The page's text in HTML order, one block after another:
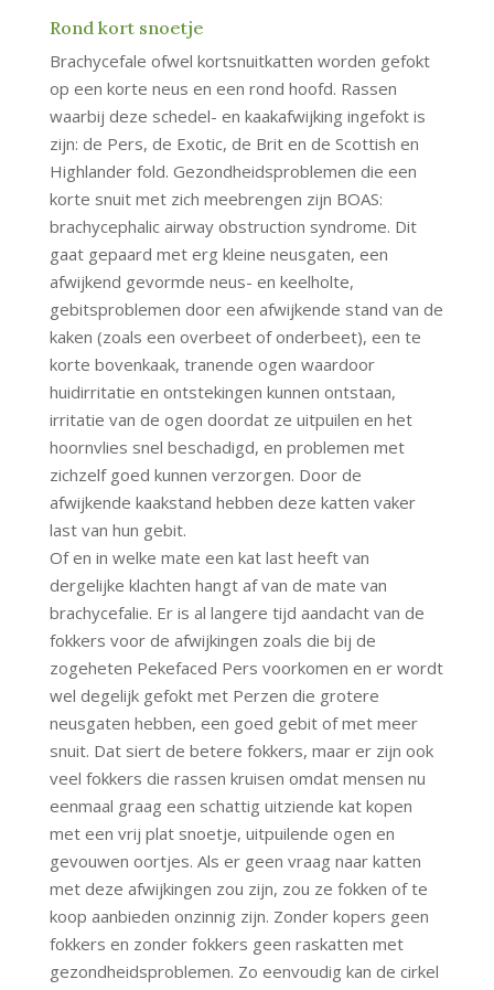
Rond kort snoetje
Brachycefale ofwel kortsnuitkatten worden gefokt
op een korte neus en een rond hoofd. Rassen
waarbij deze schedel- en kaakafwijking ingefokt is
zijn: de Pers, de Exotic, de Brit en de Scottish en
Highlander fold. Gezondheidsproblemen die een
korte snuit met zich meebrengen zijn BOAS:
brachycephalic airway obstruction syndrome. Dit
gaat gepaard met erg kleine neusgaten, een
afwijkend gevormde neus- en keelholte,
gebitsproblemen door een afwijkende stand van de
kaken (zoals een overbeet of onderbeet), een te
korte bovenkaak, tranende ogen waardoor
huidirritatie en ontstekingen kunnen ontstaan,
irritatie van de ogen doordat ze uitpuilen en het
hoornvlies snel beschadigd, en problemen met
zichzelf goed kunnen verzorgen. Door de
afwijkende kaakstand hebben deze katten vaker
last van hun gebit.
Of en in welke mate een kat last heeft van
dergelijke klachten hangt af van de mate van
brachycefalie. Er is al langere tijd aandacht van de
fokkers voor de afwijkingen zoals die bij de
zogeheten Pekefaced Pers voorkomen en er wordt
wel degelijk gefokt met Perzen die grotere
neusgaten hebben, een goed gebit of met meer
snuit. Dat siert de betere fokkers, maar er zijn ook
veel fokkers die rassen kruisen omdat mensen nu
eenmaal graag een schattig uitziende kat kopen
met een vrij plat snoetje, uitpuilende ogen en
gevouwen oortjes. Als er geen vraag naar katten
met deze afwijkingen zou zijn, zou ze fokken of te
koop aanbieden onzinnig zijn. Zonder kopers geen
fokkers en zonder fokkers geen raskatten met
gezondheidsproblemen. Zo eenvoudig kan de cirkel